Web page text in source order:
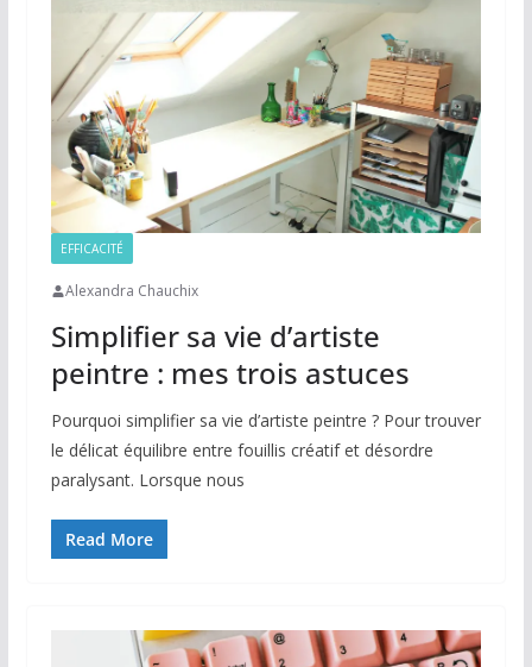
EFFICACITÉ
Alexandra Chauchix
Simplifier sa vie d’artiste
peintre : mes trois astuces
Pourquoi simplifier sa vie d’artiste peintre ? Pour trouver
le délicat équilibre entre fouillis créatif et désordre
paralysant. Lorsque nous
Read More